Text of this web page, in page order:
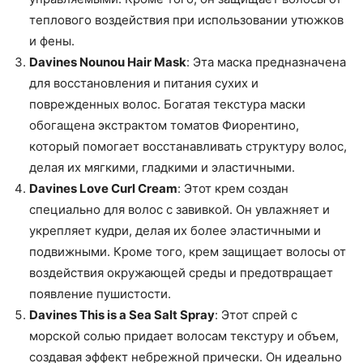
теплового воздействия при использовании утюжков
и фены.
Davines Nounou Hair Mask: Эта маска предназначена
для восстановления и питания сухих и
поврежденных волос. Богатая текстура маски
обогащена экстрактом томатов Фиорентино,
который помогает восстанавливать структуру волос,
делая их мягкими, гладкими и эластичными.
Davines Love Curl Cream: Этот крем создан
специально для волос с завивкой. Он увлажняет и
укрепляет кудри, делая их более эластичными и
подвижными. Кроме того, крем защищает волосы от
воздействия окружающей среды и предотвращает
появление пушистости.
Davines This is a Sea Salt Spray: Этот спрей с
морской солью придает волосам текстуру и объем,
создавая эффект небрежной прически. Он идеально